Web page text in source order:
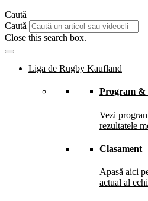
Caută
Caută
Close this search box.
Liga de Rugby Kaufland
Program &
Vezi
rezultatele
Clasament
Apasă aici
actual al